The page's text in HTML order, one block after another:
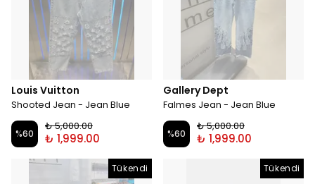
Louis Vuitton
Shooted Jean - Jean Blue
%60
₺ 5,000.00
₺ 1,999.00
Gallery Dept
Falmes Jean - Jean Blue
%60
₺ 5,000.00
₺ 1,999.00
Tükendi Tükendi